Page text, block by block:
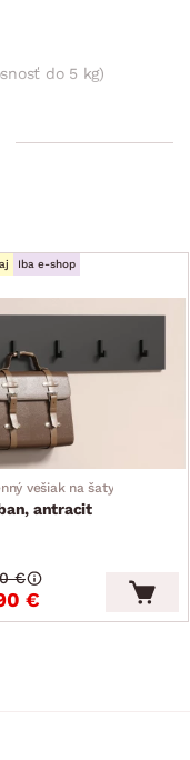
do 5 kg)
zavesenie)
Iba e-shop
vešiak na šaty
antracit
€
€